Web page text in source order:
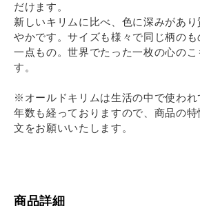
だけます。
新しいキリムに比べ、色に深みがあ
やかです。サイズも様々で同じ柄のも
一点もの。世界でたった一枚の心の
す。
※オールドキリムは生活の中で使われ
年数も経っておりますので、商品の
文をお願いいたします。
商品詳細